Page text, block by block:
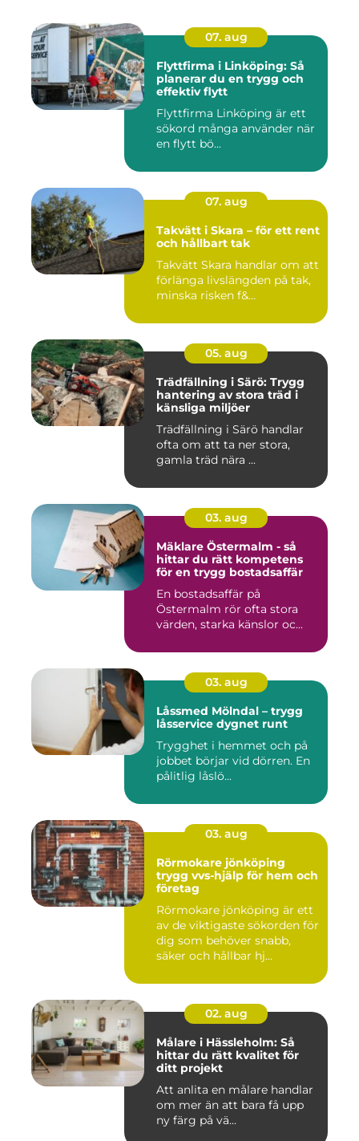
07. aug
Flyttfirma i Linköping: Så
planerar du en trygg och
effektiv flytt
Flyttfirma Linköping är ett
sökord många använder när
en flytt bö...
07. aug
Takvätt i Skara – för ett rent
och hållbart tak
Takvätt Skara handlar om att
förlänga livslängden på tak,
minska risken f&...
05. aug
Trädfällning i Särö: Trygg
hantering av stora träd i
känsliga miljöer
Trädfällning i Särö handlar
ofta om att ta ner stora,
gamla träd nära ...
03. aug
Mäklare Östermalm - så
hittar du rätt kompetens
för en trygg bostadsaffär
En bostadsaffär på
Östermalm rör ofta stora
värden, starka känslor oc...
03. aug
Låssmed Mölndal – trygg
låsservice dygnet runt
Trygghet i hemmet och på
jobbet börjar vid dörren. En
pålitlig låslö...
03. aug
Rörmokare jönköping
trygg vvs-hjälp för hem och
företag
Rörmokare jönköping är ett
av de viktigaste sökorden för
dig som behöver snabb,
säker och hållbar hj...
02. aug
Målare i Hässleholm: Så
hittar du rätt kvalitet för
ditt projekt
Att anlita en målare handlar
om mer än att bara få upp
ny färg på vä...